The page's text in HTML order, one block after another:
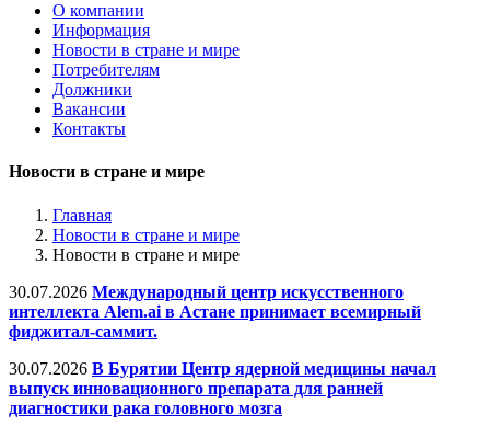
О компании
Информация
Новости в стране и мире
Потребителям
Должники
Вакансии
Контакты
Новости в стране и мире
Главная
Новости в стране и мире
Новости в стране и мире
30.07.2026 Международный центр искусственного
интеллекта Alem.ai в Астане принимает всемирный
фиджитал-саммит.
30.07.2026 В Бурятии Центр ядерной медицины начал
выпуск инновационного препарата для ранней
диагностики рака головного мозга